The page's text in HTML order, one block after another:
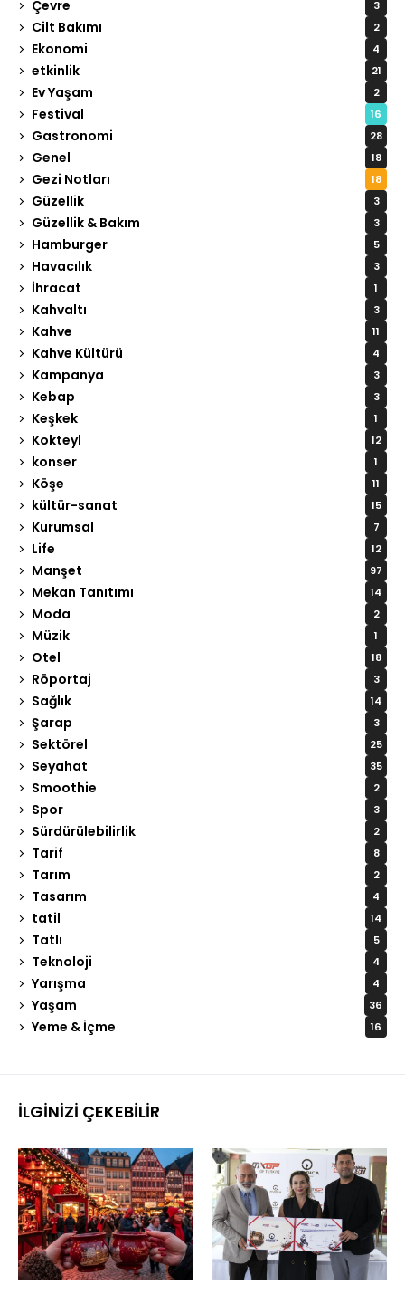
Çevre 3
Cilt Bakımı 2
Ekonomi 4
etkinlik 21
Ev Yaşam 2
Festival 16
Gastronomi 28
Genel 18
Gezi Notları 18
Güzellik 3
Güzellik & Bakım 3
Hamburger 5
Havacılık 3
İhracat 1
Kahvaltı 3
Kahve 11
Kahve Kültürü 4
Kampanya 3
Kebap 3
Keşkek 1
Kokteyl 12
konser 1
Köşe 11
kültür-sanat 15
Kurumsal 7
Life 12
Manşet 97
Mekan Tanıtımı 14
Moda 2
Müzik 1
Otel 18
Röportaj 3
Sağlık 14
Şarap 3
Sektörel 25
Seyahat 35
Smoothie 2
Spor 3
Sürdürülebilirlik 2
Tarif 8
Tarım 2
Tasarım 4
tatil 14
Tatlı 5
Teknoloji 4
Yarışma 4
Yaşam 36
Yeme & İçme 16
İLGINIZI ÇEKEBILIR